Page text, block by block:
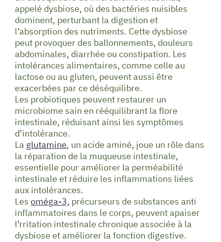
appelé dysbiose, où des bactéries nuisibles
dominent, perturbant la digestion et
l’absorption des nutriments. Cette dysbiose
peut provoquer des ballonnements, douleurs
abdominales, diarrhée ou constipation. Les
intolérances alimentaires, comme celle au
lactose ou au gluten, peuvent aussi être
exacerbées par ce déséquilibre.
Les probiotiques peuvent restaurer un
microbiome sain en rééquilibrant la flore
intestinale, réduisant ainsi les symptômes
d’intolérance.
La glutamine, un acide aminé, joue un rôle dans
la réparation de la muqueuse intestinale,
essentielle pour améliorer la perméabilité
intestinale et réduire les inflammations liées
aux intolérances.
Les oméga-3, précurseurs de substances anti
inflammatoires dans le corps, peuvent apaiser
l’rritation intestinale chronique associée à la
dysbiose et améliorer la fonction digestive.